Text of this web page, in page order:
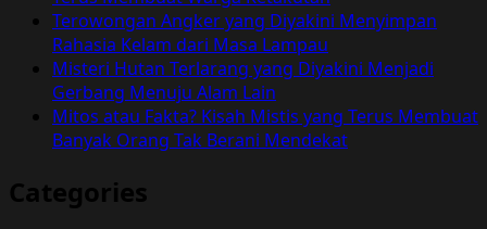
Terowongan Angker yang Diyakini Menyimpan
Rahasia Kelam dari Masa Lampau
Misteri Hutan Terlarang yang Diyakini Menjadi
Gerbang Menuju Alam Lain
Mitos atau Fakta? Kisah Mistis yang Terus Membuat
Banyak Orang Tak Berani Mendekat
Categories